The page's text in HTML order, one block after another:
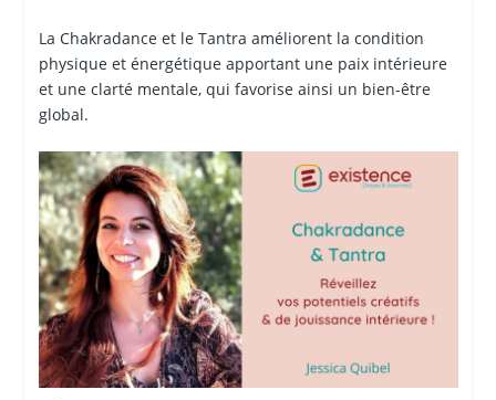
La Chakradance et le Tantra améliorent la condition
physique et énergétique apportant une paix intérieure
et une clarté mentale, qui favorise ainsi un bien-être
global.